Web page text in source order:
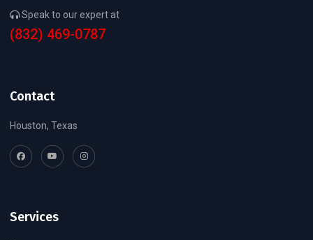
Speak to our expert at
(832) 469-0787
Contact
Houston, Texas
Services